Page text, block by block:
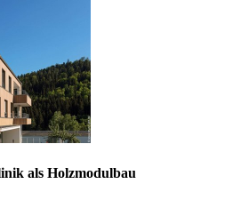
als Holzmodulbau